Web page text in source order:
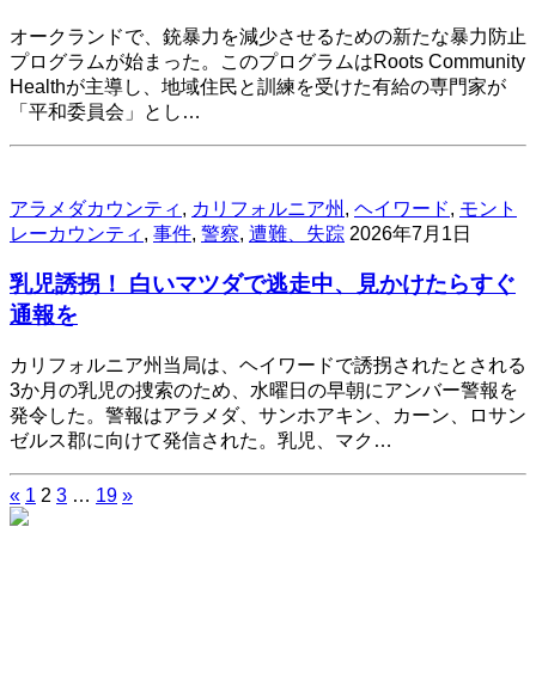
オークランドで、銃暴力を減少させるための新たな暴力防止
プログラムが始まった。このプログラムはRoots Community
Healthが主導し、地域住民と訓練を受けた有給の専門家が
「平和委員会」とし…
アラメダカウンティ , カリフォルニア州 , ヘイワード, モント
レーカウンティ , 事件, 警察, 遭難、失踪 2026年7月1日
乳児誘拐！ 白いマツダで逃走中、見かけたらすぐ
通報を
カリフォルニア州当局は、ヘイワードで誘拐されたとされる
3か月の乳児の捜索のため、水曜日の早朝にアンバー警報を
発令した。警報はアラメダ、サンホアキン、カーン、ロサン
ゼルス郡に向けて発信された。乳児、マク…
投
« 1 2 3 … 19 »